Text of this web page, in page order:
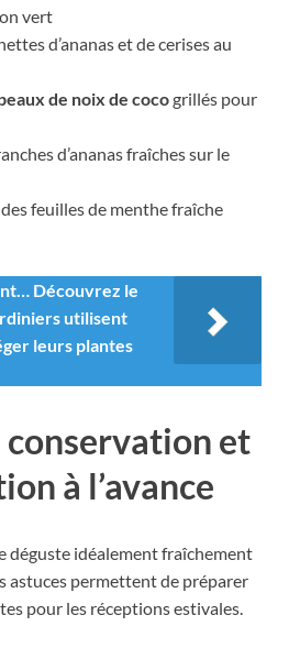
vert
d’ananas et de cerises au
de noix de cocogrillés pour
d’ananas fraîches sur le
feuilles de menthe fraîche
Découvrez le
utilisent
leurs plantes
conservation et
à l’avance
déguste idéalement fraîchement
astuces permettent de préparer
pour les réceptions estivales.